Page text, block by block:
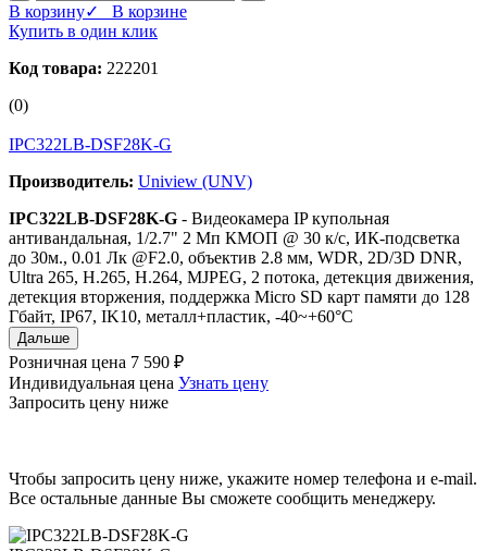
В корзину✓ В корзине
Купить в один клик
Код товара: 222201
(0)
IPC322LB-DSF28K-G
Производитель: Uniview (UNV)
IPC322LB-DSF28K-G - Видеокамера IP купольная
антивандальная, 1/2.7" 2 Мп КМОП @ 30 к/с, ИК-подсветка
до 30м., 0.01 Лк @F2.0, объектив 2.8 мм, WDR, 2D/3D DNR,
Ultra 265, H.265, H.264, MJPEG, 2 потока, детекция движения,
детекция вторжения, поддержка Micro SD карт памяти до 128
Гбайт, IP67, IK10, металл+пластик, -40~+60°C
Дальше
Розничная цена 7 590 ₽
Индивидуальная цена Узнать цену
Запросить цену ниже
Чтобы запросить цену ниже, укажите номер телефона и e-mail.
Все остальные данные Вы сможете сообщить менеджеру.